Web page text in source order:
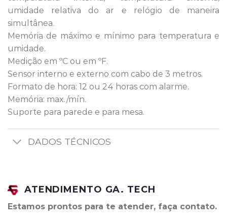
umidade relativa do ar e relógio de maneira
simultânea.
Memória de máximo e mínimo para temperatura e
umidade.
Medição em ºC ou em ºF.
Sensor interno e externo com cabo de 3 metros.
Formato de hora: 12 ou 24 horas com alarme.
Memória: max./mín.
Suporte para parede e para mesa.
DADOS TÉCNICOS
ATENDIMENTO GA. TECH
Estamos prontos para te atender, faça contato.